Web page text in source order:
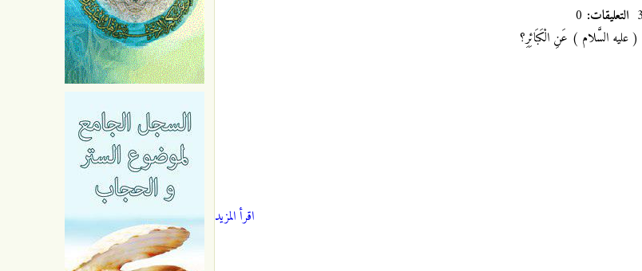
التعليقات:
( عليه السَّلام ) عَنِ الْكَبَائِرِ؟
اقرأ المزيد